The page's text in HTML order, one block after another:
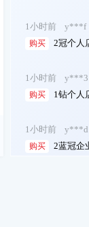
购买 2冠个人店铺，
购买 1钻个人店铺，
购买 2蓝冠企业店铺